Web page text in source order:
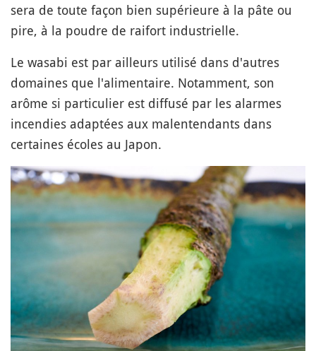
sera de toute façon bien supérieure à la pâte ou
pire, à la poudre de raifort industrielle.
Le wasabi est par ailleurs utilisé dans d'autres
domaines que l'alimentaire. Notamment, son
arôme si particulier est diffusé par les alarmes
incendies adaptées aux malentendants dans
certaines écoles au Japon.